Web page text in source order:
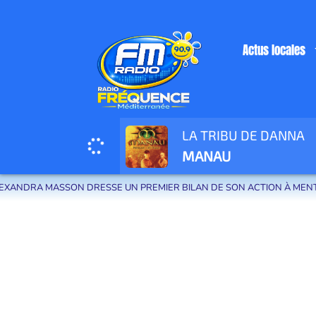
Radio Fréquence Méditerranée la radio de menton et des communes
Actus locales
LA TRIBU DE DANNA
MANAU
MASSON DRESSE UN PREMIER BILAN DE SON ACTION À MENTON